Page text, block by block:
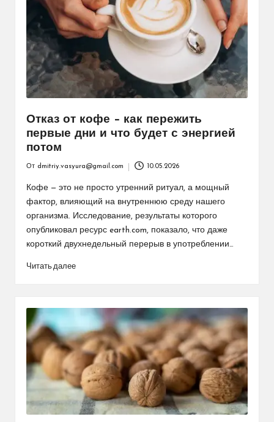
Отказ от кофе – как пережить
первые дни и что будет с энергией
потом
от
От dmitriy.vasyura@gmail.com 10.05.2026
Кофе — это не просто утренний ритуал, а мощный
фактор, влияющий на внутреннюю среду нашего
организма. Исследование, результаты которого
опубликовал ресурс earth.com, показало, что даже
короткий двухнедельный перерыв в употреблении…
Читать далее